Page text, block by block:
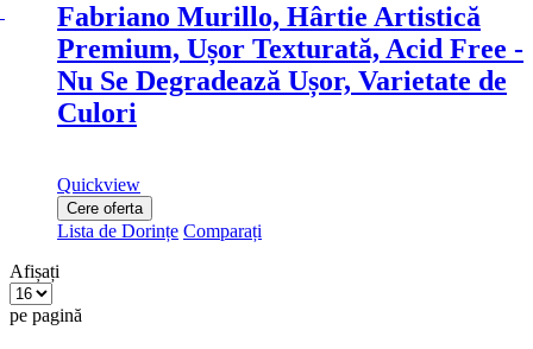
Fabriano Murillo, Hârtie Artistică
Premium, Ușor Texturată, Acid Free -
Nu Se Degradează Ușor, Varietate de
Culori
Quickview
Cere oferta
Lista de Dorințe Comparați
Afișați
pe pagină